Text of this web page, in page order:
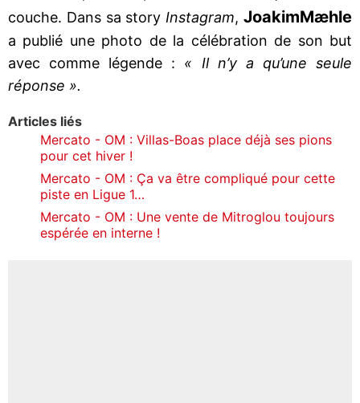
couche. Dans sa story Instagram,JoakimMæhle
a publié une photo de la célébration de son but
avec comme légende : « Il n’y a qu’une seule
réponse ».
Articles liés
Mercato - OM : Villas-Boas place déjà ses pions
pour cet hiver !
Mercato - OM : Ça va être compliqué pour cette
piste en Ligue 1…
Mercato - OM : Une vente de Mitroglou toujours
espérée en interne !